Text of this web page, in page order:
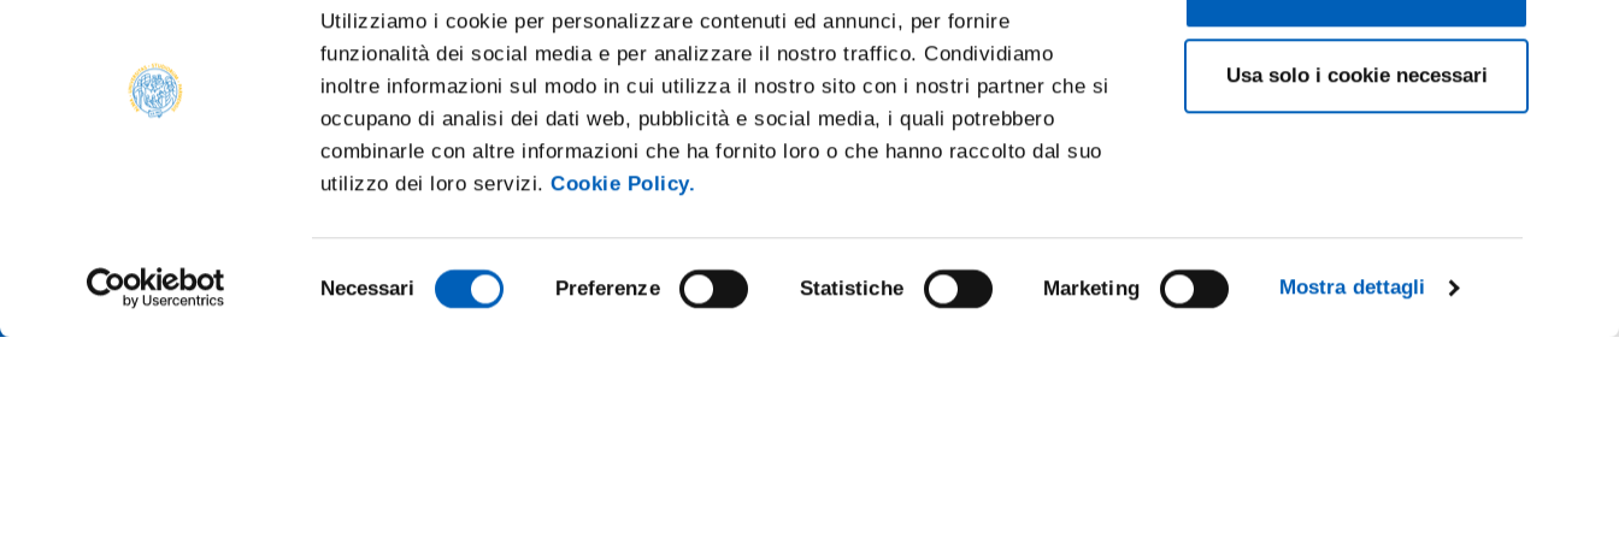
Utilizziamo i cookie per personalizzare contenuti ed annunci, per fornire
funzionalità dei social media e per analizzare il nostro traffico. Condividiamo
inoltre informazioni sul modo in cui utilizza il nostro sito con i nostri partner che si
occupano di analisi dei dati web, pubblicità e social media, i quali potrebbero
combinarle con altre informazioni che ha fornito loro o che hanno raccolto dal suo
utilizzo dei loro servizi.Cookie Policy.
del
Necessari Preferenze Statistiche Marketing Mostra dettagli
Usa solo i cookie necessari